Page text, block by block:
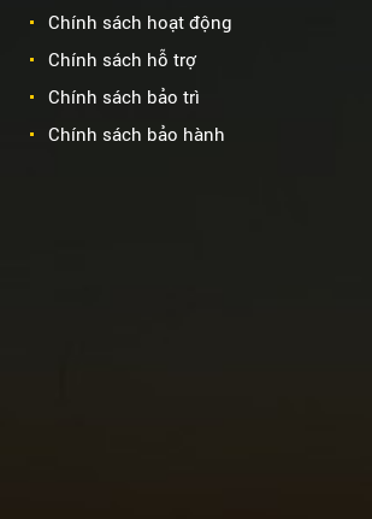
Chính sách hoạt động
Chính sách hỗ trợ
Chính sách bảo trì
Chính sách bảo hành